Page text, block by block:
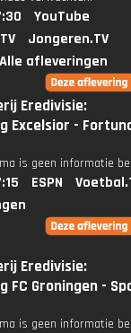
YouTube
Jongeren.TV
Alle afleveringen
Eredivisie:
Excelsior -
is geen informatie
ESPN
Eredivisie:
FC Groningen -
is geen informatie